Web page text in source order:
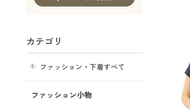
カテゴリ
ファッション・下着すべて
ファッション小物